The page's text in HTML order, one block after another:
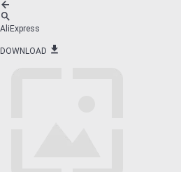
AliExpress
DOWNLOAD